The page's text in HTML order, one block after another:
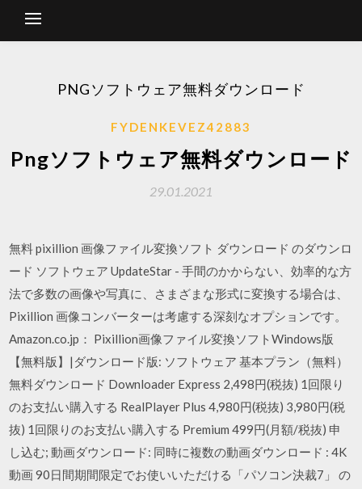
PNGソフトウェア無料ダウンロード
FYDENKEVEZ42883
Pngソフトウェア無料ダウンロード
29.01.2021
無料 pixillion 画像ファイル変換ソフト ダウンロード のダウンロ
ード ソフトウェア UpdateStar - 手間のかからない、効率的な方
法で多数の画像や写真に、さまざまな形式に変換する場合は、
Pixillion 画像コンバーターは考慮する深刻なオプションです。
Amazon.co.jp： Pixillion画像ファイル変換ソフトWindows版
【無料版】|ダウンロード版: ソフトウェア 基本プラン（無料）
無料ダウンロード Downloader Express 2,498円(税抜) 1回限り
のお支払い購入する RealPlayer Plus 4,980円(税抜) 3,980円(税
抜) 1回限りのお支払い購入する Premium 499円(月額/税抜) 申
し込む; 動画ダウンロード: 同時に複数の動画ダウンロード : 4K
動画 90日間期間限定でお使いいただける「パソコン決裁7」 の